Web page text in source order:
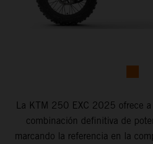
La KTM 250 EXC 2025 ofrece
combinación definitiva de
marcando la referencia en la